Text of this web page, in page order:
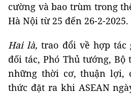
cường và bao trùm trong
Hà Nội từ 25 đến 26-2-2025.
Hai là,trao đổi về hợp tác
đối tác, Phó Thủ tướng, Bộ
những thời cơ, thuận lợi,
thức đặt ra khi ASEAN